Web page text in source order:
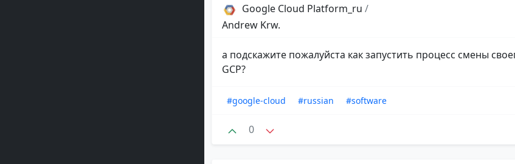
Google Cloud Platform_ru /
Andrew Krw.
а подскажите пожалуйста как запустить процесс смены
GCP?
#google-cloud #russian #software
0